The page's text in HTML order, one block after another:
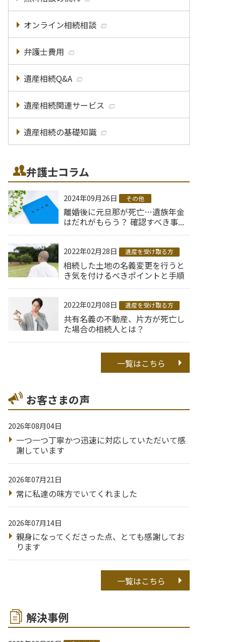
オンライン相続相談
弁護士費用
遺産相続Q&A
遺産相続関連サービス
遺産相続の基礎知識
弁護士コラム
2024年09月26日 その他
離婚後に元旦那が死亡…遺族年金
はだれがもらう？ 確認すべき事...
2022年02月28日 遺産を受け取る方
相続した土地の名義変更を行うと
き気を付けるべきポイントと手順
2022年02月08日 遺産を受け取る方
共有名義の不動産、片方が死亡し
た場合の相続人とは？
一覧はこちら
お客さまの声
2026年08月04日
一つ一つ丁寧かつ迅速に対応していただいて感
謝しています
2026年07月21日
常に私達の味方でいてくれました
2026年07月14日
親身になってくださった点、とても感謝してお
ります
一覧はこちら
解決事例